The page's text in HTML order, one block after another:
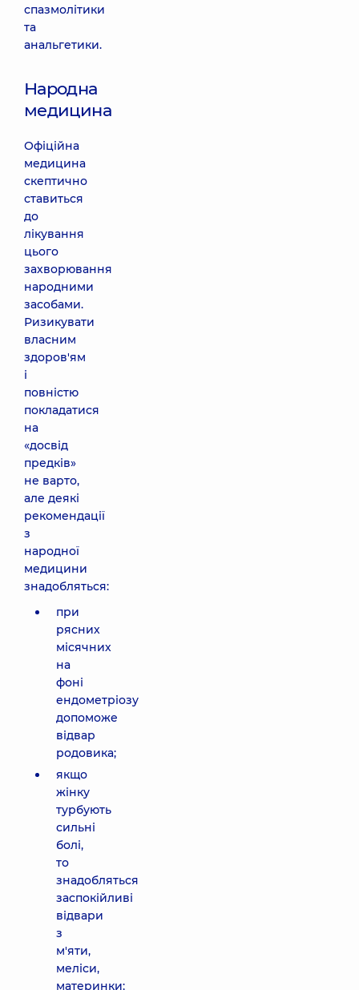
спазмолітики
та
анальгетики.
Народна
медицина
Офіційна
медицина
скептично
ставиться
до
лікування
цього
захворювання
народними
засобами.
Ризикувати
власним
здоров'ям
і
повністю
покладатися
на
«досвід
предків»
не варто,
але деякі
рекомендації
з
народної
медицини
знадобляться:
при
рясних
місячних
на
фоні
ендометріозу
допоможе
відвар
родовика;
якщо
жінку
турбують
сильні
болі,
то
знадобляться
заспокійливі
відвари
з
м'яти,
меліси,
материнки;